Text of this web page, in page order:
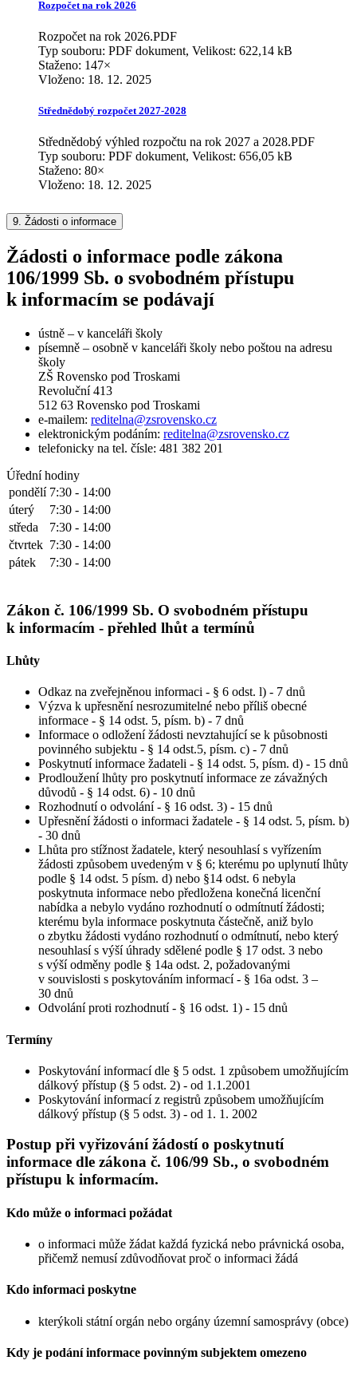
Rozpočet na rok 2026
Rozpočet na rok 2026.PDF
Typ souboru: PDF dokument, Velikost: 622,14 kB
Staženo: 147×
Vloženo: 18. 12. 2025
Střednědobý rozpočet 2027-2028
Střednědobý výhled rozpočtu na rok 2027 a 2028.PDF
Typ souboru: PDF dokument, Velikost: 656,05 kB
Staženo: 80×
Vloženo: 18. 12. 2025
9. Žádosti o informace
Žádosti o informace podle zákona
106/1999 Sb. o svobodném přístupu
k informacím se podávají
ústně – v kanceláři školy
písemně – osobně v kanceláři školy nebo poštou na adresu
školy
ZŠ Rovensko pod Troskami
Revoluční 413
512 63 Rovensko pod Troskami
e-mailem: reditelna@zsrovensko.cz
elektronickým podáním: reditelna@zsrovensko.cz
telefonicky na tel. čísle: 481 382 201
Úřední hodiny
pondělí 7:30 - 14:00
úterý
7:30 - 14:00
středa
7:30 - 14:00
čtvrtek 7:30 - 14:00
pátek
7:30 - 14:00
Zákon č. 106/1999 Sb. O svobodném přístupu
k informacím - přehled lhůt a termínů
Lhůty
Odkaz na zveřejněnou informaci - § 6 odst. l) - 7 dnů
Výzva k upřesnění nesrozumitelné nebo příliš obecné
informace - § 14 odst. 5, písm. b) - 7 dnů
Informace o odložení žádosti nevztahující se k působnosti
povinného subjektu - § 14 odst.5, písm. c) - 7 dnů
Poskytnutí informace žadateli - § 14 odst. 5, písm. d) - 15 dnů
Prodloužení lhůty pro poskytnutí informace ze závažných
důvodů - § 14 odst. 6) - 10 dnů
Rozhodnutí o odvolání - § 16 odst. 3) - 15 dnů
Upřesnění žádosti o informaci žadatele - § 14 odst. 5, písm. b)
- 30 dnů
Lhůta pro stížnost žadatele, který nesouhlasí s vyřízením
žádosti způsobem uvedeným v § 6; kterému po uplynutí lhůty
podle § 14 odst. 5 písm. d) nebo §14 odst. 6 nebyla
poskytnuta informace nebo předložena konečná licenční
nabídka a nebylo vydáno rozhodnutí o odmítnutí žádosti;
kterému byla informace poskytnuta částečně, aniž bylo
o zbytku žádosti vydáno rozhodnutí o odmítnutí, nebo který
nesouhlasí s výší úhrady sdělené podle § 17 odst. 3 nebo
s výší odměny podle § 14a odst. 2, požadovanými
v souvislosti s poskytováním informací - § 16a odst. 3 –
30 dnů
Odvolání proti rozhodnutí - § 16 odst. 1) - 15 dnů
Termíny
Poskytování informací dle § 5 odst. 1 způsobem umožňujícím
dálkový přístup (§ 5 odst. 2) - od 1.1.2001
Poskytování informací z registrů způsobem umožňujícím
dálkový přístup (§ 5 odst. 3) - od 1. 1. 2002
Postup při vyřizování žádostí o poskytnutí
informace dle zákona č. 106/99 Sb., o svobodném
přístupu k informacím.
Kdo může o informaci požádat
o informaci může žádat každá fyzická nebo právnická osoba,
přičemž nemusí zdůvodňovat proč o informaci žádá
Kdo informaci poskytne
kterýkoli státní orgán nebo orgány územní samosprávy (obce)
Kdy je podání informace povinným subjektem omezeno